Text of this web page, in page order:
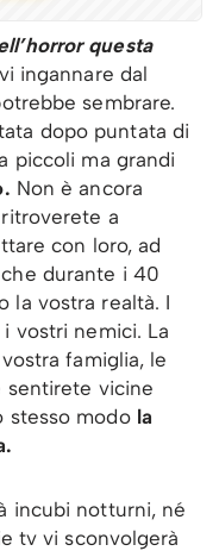
questa
ingannare dal
sembrare.
dopo puntata di
piccoli ma grandi
Non è ancora
a
con loro, ad
durante i 40
la vostra realtà. I
vostri nemici. La
famiglia, le
sentirete vicine
stesso modo la
incubi notturni, né
tv vi sconvolgerà